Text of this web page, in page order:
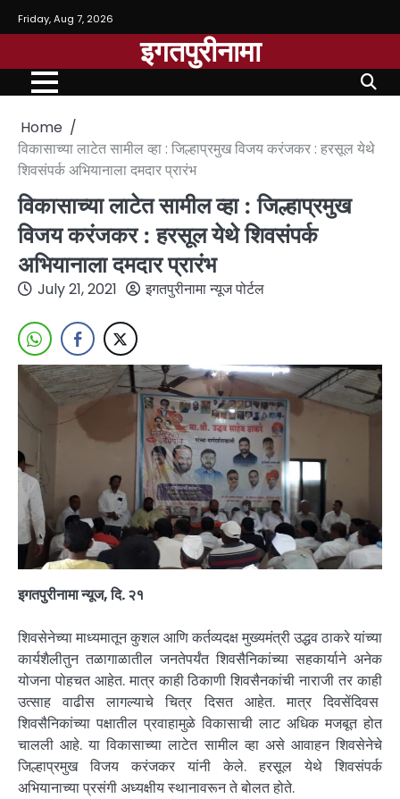
Friday, Aug 7, 2026
इगतपुरीनामा
Home
विकासाच्या लाटेत सामील व्हा : जिल्हाप्रमुख विजय करंजकर : हरसूल येथे
शिवसंपर्क अभियानाला दमदार प्रारंभ
विकासाच्या लाटेत सामील व्हा : जिल्हाप्रमुख
विजय करंजकर : हरसूल येथे शिवसंपर्क
अभियानाला दमदार प्रारंभ
July 21, 2021 इगतपुरीनामा न्यूज पोर्टल
इगतपुरीनामा न्यूज, दि. २१
शिवसेनेच्या माध्यमातून कुशल आणि कर्तव्यदक्ष मुख्यमंत्री उद्धव ठाकरे यांच्या
कार्यशैलीतुन तळागाळातील जनतेपर्यंत शिवसैनिकांच्या सहकार्याने अनेक
योजना पोहचत आहेत. मात्र काही ठिकाणी शिवसैनकांची नाराजी तर काही
उत्साह वाढीस लागल्याचे चित्र दिसत आहेत. मात्र दिवसेंदिवस
शिवसैनिकांच्या पक्षातील प्रवाहामुळे विकासाची लाट अधिक मजबूत होत
चालली आहे. या विकासाच्या लाटेत सामील व्हा असे आवाहन शिवसेनेचे
जिल्हाप्रमुख विजय करंजकर यांनी केले. हरसूल येथे शिवसंपर्क
अभियानाच्या प्रसंगी अध्यक्षीय स्थानावरून ते बोलत होते.